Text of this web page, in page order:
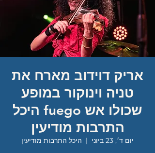
אריק דוידוב מארח את
טניה וינוקור במופע
שכולו אש fuego היכל
התרבות מודיעין
יום ד׳, 23 ביוני
  |
היכל התרבות מודיעין